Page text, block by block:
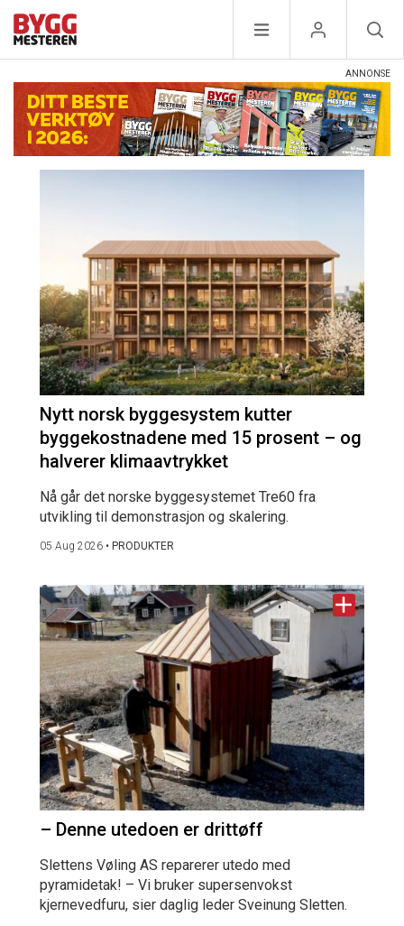
Nytt norsk byggesystem kutter
byggekostnadene med 15 prosent – og
halverer klimaavtrykket
Nå går det norske byggesystemet Tre60 fra
utvikling til demonstrasjon og skalering.
05 Aug 2026 • PRODUKTER
– Denne utedoen er drittøff
Slettens Vøling AS reparerer utedo med
pyramidetak! – Vi bruker supersenvokst
kjernevedfuru, sier daglig leder Sveinung Sletten.